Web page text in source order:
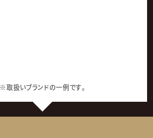
※取扱いブランドの一例です。